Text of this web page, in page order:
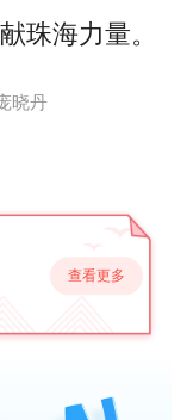
珠海力量。
晓丹
查看更多